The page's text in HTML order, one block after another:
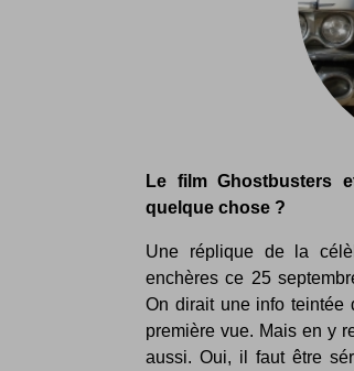
Le film Ghostbusters
quelque chose ?
Une réplique de la
enchères ce 25
On dirait une info teintée
première vue. Mais en y
aussi. Oui, il faut être